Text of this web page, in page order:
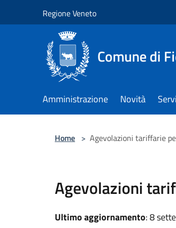
Regione Veneto
Comune di
Amministrazione Novità
Home > Agevolazioni tariffarie
Agevolazioni
Ultimo aggiornamento: 8